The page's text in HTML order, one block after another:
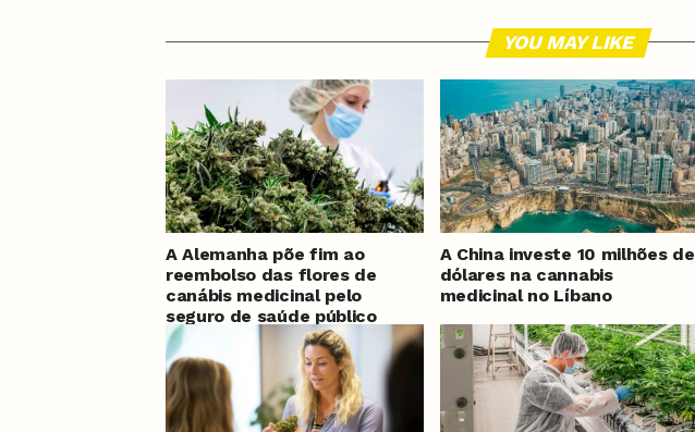
YOU MAY LIKE
A Alemanha põe fim ao
reembolso das flores de
canábis medicinal pelo
seguro de saúde público
A China investe 10 milhões de
dólares na cannabis
medicinal no Líbano